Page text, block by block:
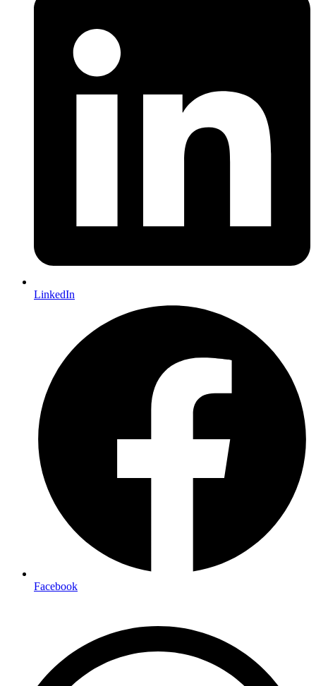
LinkedIn
Facebook